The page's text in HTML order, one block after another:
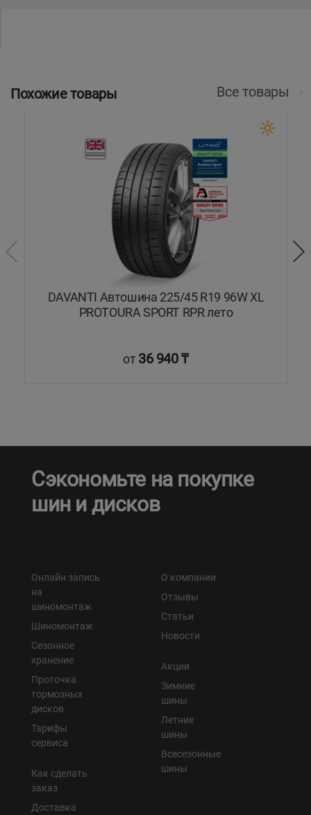
Похожие товары Все товары
DAVANTI Автошина 225/45 R19 96W XL
PROTOURA SPORT RPR лето
от36 940 ₸
Сэкономьте на покупке
шин и дисков
Онлайн запись
на
шиномонтаж
Шиномонтаж
Сезонное
хранение
Проточка
тормозных
дисков
Тарифы
сервиса
Как сделать
заказ
Доставка
О компании
Отзывы
Статьи
Новости
Акции
Зимние
шины
Летние
шины
Всесезонные
шины